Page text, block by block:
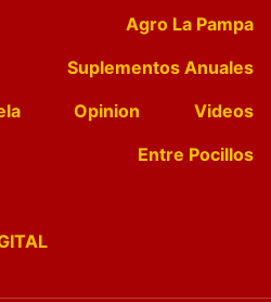
Agro La Pampa
Suplementos Anuales
Opinion
Videos
Entre Pocillos